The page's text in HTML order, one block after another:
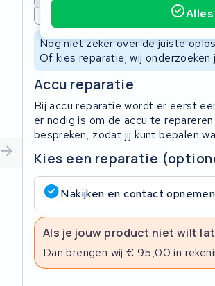
Nog niet zeker over de juiste
Of kies reparatie; wij
Accu reparatie
Bij accu reparatie wordt er eerst
er nodig is om de accu te
bespreken, zodat jij kunt bepalen
Kies een reparatie
Nakijken en contact opnemen
Als je jouw product niet wilt
Dan brengen wij € 95,00 in
te typen in de zoekbalk om te zoeken